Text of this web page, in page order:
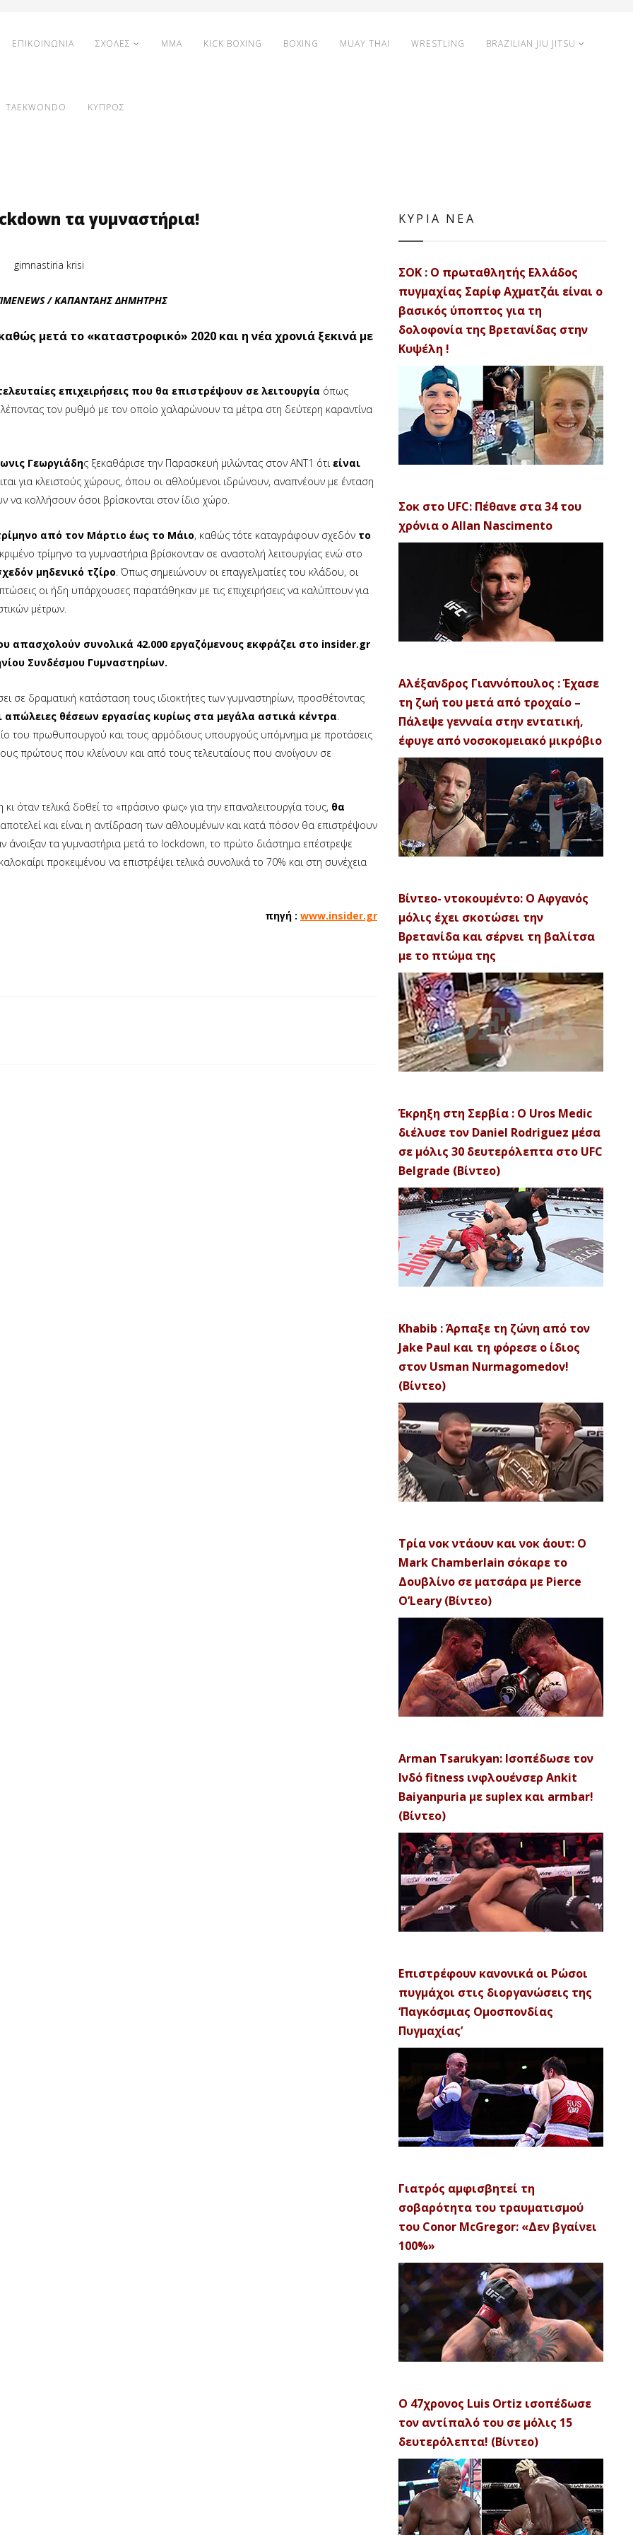
ΕΠΙΚΟΙΝΩΝΙΑ ΣΧΟΛΕΣ MMA KICK BOXING BOXING MUAY THAI WRESTLING BRAZILIAN JIU JITSU
TAEKWONDO ΚΥΠΡΟΣ
τα γυμναστήρια!
/ ΚΑΠΑΝΤΑΗΣ ΔΗΜΗΤΡΗΣ
μετά το «καταστροφικό» 2020 και η νέα χρονιά ξεκινά με
επιχειρήσεις που θα επιστρέψουν σε λειτουργία όπως
τον ρυθμό με τον οποίο χαλαρώνουν τα μέτρα στη δεύτερη καραντίνα
Γεωργιάδης ξεκαθάρισε την Παρασκευή μιλώντας στον ΑΝΤ1 ότι είναι
για κλειστούς χώρους, όπου οι αθλούμενοι ιδρώνουν, αναπνέουν με ένταση
να κολλήσουν όσοι βρίσκονται στον ίδιο χώρο.
από τον Μάρτιο έως το Μάιο, καθώς τότε καταγράφουν σχεδόν το
τρίμηνο τα γυμναστήρια βρίσκονταν σε αναστολή λειτουργίας ενώ στο
μηδενικό τζίρο. Όπως σημειώνουν οι επαγγελματίες του κλάδου, οι
οι ήδη υπάρχουσες παρατάθηκαν με τις επιχειρήσεις να καλύπτουν για
μέτρων.
απασχολούν συνολικά 42.000 εργαζόμενους εκφράζει στο insider.gr
Συνδέσμου Γυμναστηρίων.
σε δραματική κατάσταση τους ιδιοκτήτες των γυμναστηρίων, προσθέτοντας
απώλειες θέσεων εργασίας κυρίως στα μεγάλα αστικά κέντρα.
του πρωθυπουργού και τους αρμόδιους υπουργούς υπόμνημα με προτάσεις
πρώτους που κλείνουν και από τους τελευταίους που ανοίγουν σε
όταν τελικά δοθεί το «πράσινο φως» για την επαναλειτουργία τους, θα
και είναι η αντίδραση των αθλουμένων και κατά πόσον θα επιστρέψουν
άνοιξαν τα γυμναστήρια μετά το lockdown, το πρώτο διάστημα επέστρεψε
προκειμένου να επιστρέψει τελικά συνολικά το 70% και στη συνέχεια
πηγή : www.insider.gr
ΚΥΡΙΑ ΝΕΑ
ΣΟΚ : Ο πρωταθλητής Ελλάδος
πυγμαχίας Σαρίφ Αχματζάι είναι ο
βασικός ύποπτος για τη
δολοφονία της Βρετανίδας στην
Κυψέλη !
Σοκ στο UFC: Πέθανε στα 34 του
χρόνια ο Allan Nascimento
Αλέξανδρος Γιαννόπουλος : Έχασε
τη ζωή του μετά από τροχαίο –
Πάλεψε γενναία στην εντατική,
έφυγε από νοσοκομειακό μικρόβιο
Βίντεο- ντοκουμέντο: Ο Αφγανός
μόλις έχει σκοτώσει την
Βρετανίδα και σέρνει τη βαλίτσα
με το πτώμα της
Έκρηξη στη Σερβία : Ο Uros Medic
διέλυσε τον Daniel Rodriguez μέσα
σε μόλις 30 δευτερόλεπτα στο UFC
Belgrade (Βίντεο)
Khabib : Άρπαξε τη ζώνη από τον
Jake Paul και τη φόρεσε ο ίδιος
στον Usman Nurmagomedov!
(Βίντεο)
Τρία νοκ ντάουν και νοκ άουτ: Ο
Mark Chamberlain σόκαρε το
Δουβλίνο σε ματσάρα με Pierce
O’Leary (Βίντεο)
Arman Tsarukyan: Ισοπέδωσε τον
Ινδό fitness ινφλουένσερ Ankit
Baiyanpuria με suplex και armbar!
(Βίντεο)
Επιστρέφουν κανονικά οι Ρώσοι
πυγμάχοι στις διοργανώσεις της
‘Παγκόσμιας Ομοσπονδίας
Πυγμαχίας’
Γιατρός αμφισβητεί τη
σοβαρότητα του τραυματισμού
του Conor McGregor: «Δεν βγαίνει
100%»
Ο 47χρονος Luis Ortiz ισοπέδωσε
τον αντίπαλό του σε μόλις 15
δευτερόλεπτα! (Βίντεο)